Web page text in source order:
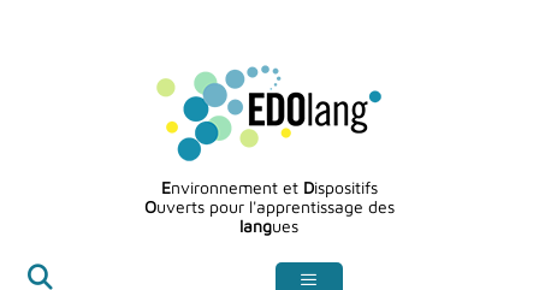
Environnement et Dispositifs
Ouverts pour l'apprentissage des
langues